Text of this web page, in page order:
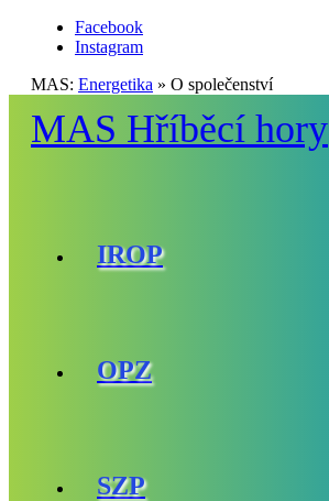
Facebook
Instagram
MAS: Energetika » O společenství
MAS Hříběcí hory
IROP
OPZ
SZP